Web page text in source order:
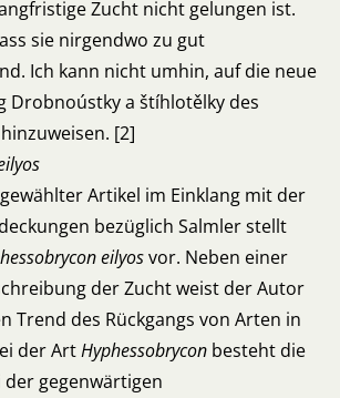
Zucht nicht gelungen ist.
sie nirgendwo zu gut
Ich kann nicht umhin, auf die neue
Drobnoústky a štíhlotělky des
[2]
Artikel im Einklang mit der
bezüglich Salmler stellt
eilyosvor. Neben einer
der Zucht weist der Autor
Trend des Rückgangs von Arten in
der ArtHyphessobrycon besteht die
der gegenwärtigen